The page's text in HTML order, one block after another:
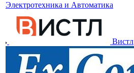
Электротехника и Автоматика
Вистл